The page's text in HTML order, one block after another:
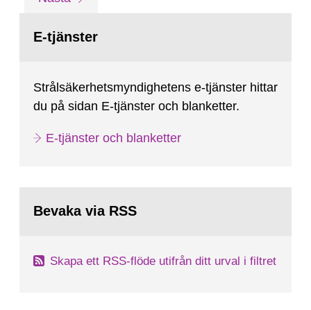
ändringar...
E-tjänster
Strålsäkerhetsmyndighetens e-tjänster hittar
du på sidan E-tjänster och blanketter.
E-tjänster och blanketter
Bevaka via RSS
Skapa ett RSS-flöde utifrån ditt urval i filtret